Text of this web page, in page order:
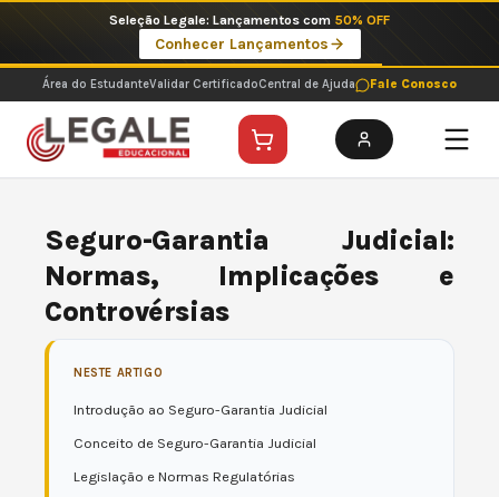
o
conteúdo
Seleção Legale: Lançamentos com 50% OFF
Conhecer Lançamentos
Área do EstudanteValidar CertificadoCentral de Ajuda Fale Conosco
Seguro-Garantia Judicial:
Normas, Implicações e
Controvérsias
NESTE ARTIGO
Introdução ao Seguro-Garantia Judicial
Conceito de Seguro-Garantia Judicial
Legislação e Normas Regulatórias